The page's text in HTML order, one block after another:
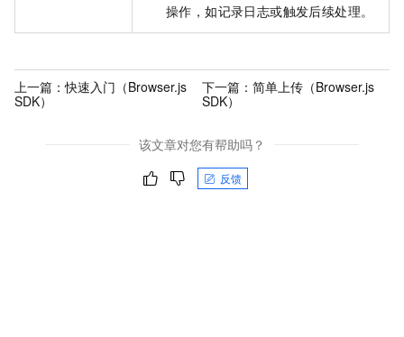
操作，如记录日志或触发后续处理。
上一篇：快速入门（Browser.js
SDK）
下一篇： 简单上传（Browser.js
SDK）
该文章对您有帮助吗？
反馈